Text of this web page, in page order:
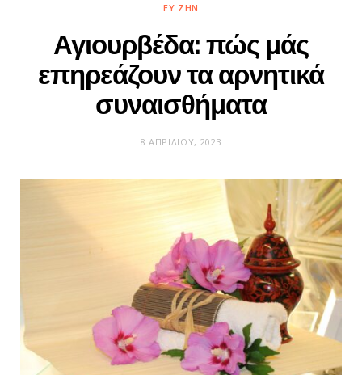
ΕΥ ΖΗΝ
Αγιουρβέδα: πώς μάς
επηρεάζουν τα αρνητικά
συναισθήματα
8 ΑΠΡΙΛΊΟΥ, 2023